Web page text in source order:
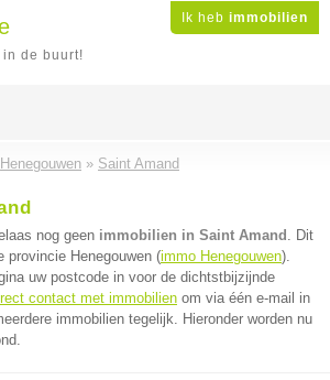
Ik heb immobilien
de buurt!
Henegouwen » Saint Amand
nog geen immobilien in Saint Amand . Dit
provincie Henegouwen (immo Henegouwen).
uw postcode in voor de dichtstbijzijnde
contact met immobilien om via één e-mail in
immobilien tegelijk. Hieronder worden nu